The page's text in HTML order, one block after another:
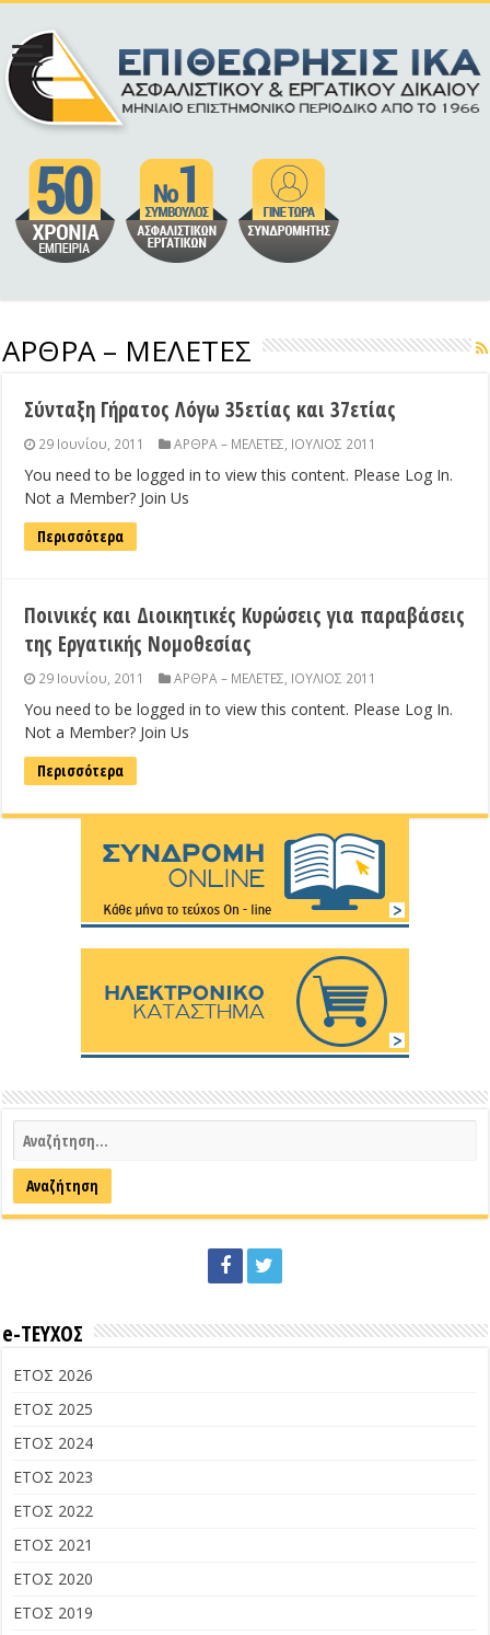
ΑΡΘΡΑ – ΜΕΛΕΤΕΣ
Σύνταξη Γήρατος Λόγω 35ετίας και 37ετίας
29 Ιουνίου, 2011 ΑΡΘΡΑ – ΜΕΛΕΤΕΣ, ΙΟΥΛΙΟΣ 2011
You need to be logged in to view this content. Please Log In.
Not a Member? Join Us
Περισσότερα
Ποινικές και Διοικητικές Κυρώσεις για παραβάσεις
της Εργατικής Νομοθεσίας
29 Ιουνίου, 2011 ΑΡΘΡΑ – ΜΕΛΕΤΕΣ, ΙΟΥΛΙΟΣ 2011
You need to be logged in to view this content. Please Log In.
Not a Member? Join Us
Περισσότερα
e-ΤΕΥΧΟΣ
ΕΤΟΣ 2026
ΕΤΟΣ 2025
ΕΤΟΣ 2024
ΕΤΟΣ 2023
ΕΤΟΣ 2022
ΕΤΟΣ 2021
ΕΤΟΣ 2020
ΕΤΟΣ 2019